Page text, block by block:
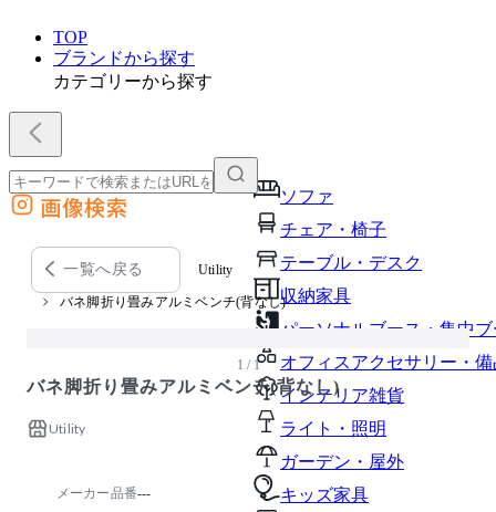
TOP
ブランドから探す
カテゴリーから探す
ソファ
チェア・椅子
テーブル・デスク
収納家具
パーソナルブース・集中
オフィスアクセサリー・備
インテリア雑貨
ライト・照明
ガーデン・屋外
キッズ家具
外部サイトの商品をカートに追加
他のサイトで見つけた商品ページのURLを貼り付けて、カートに追加できます
画像検索
一覧へ戻る Utility
バネ脚折り畳みアルミベンチ(背なし)
1 / 1
バネ脚折り畳みアルミベンチ(背なし)
Utility
メーカー品番---